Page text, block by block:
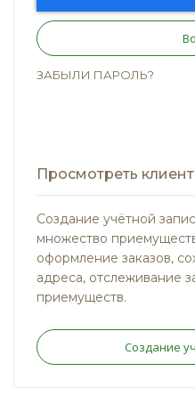
ЗАБЫЛИ ПАРОЛЬ?
Просмотреть
Создание учётной
множество
оформление заказов,
адреса, отслеживание
приемуществ.
Создание